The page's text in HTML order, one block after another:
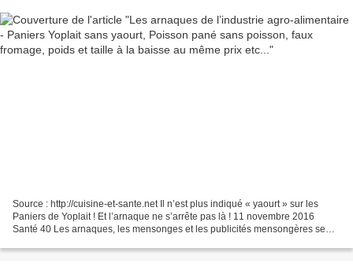
Source : http://cuisine-et-sante.net Il n’est plus indiqué « yaourt » sur les
Paniers de Yoplait ! Et l’arnaque ne s’arrête pas là ! 11 novembre 2016
Santé 40 Les arnaques, les mensonges et les publicités mensongères se